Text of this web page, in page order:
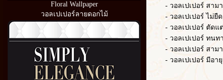
Floral Wallpaper
วอลเปเปอร์ลายดอกไม้
- วอลเปเปอร์ สามาร
- วอลเปเปอร์ ไม่ยืด
- วอลเปเปอร์ ตัดแต่
- วอลเปเปอร์ ทนท
- วอลเปเปอร์ สามา
- วอลเปเปอร์ มีอายุ